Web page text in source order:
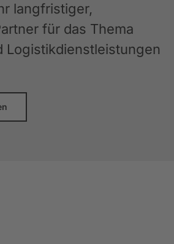
langfristiger,
für das Thema
Logistikdienstleistungen